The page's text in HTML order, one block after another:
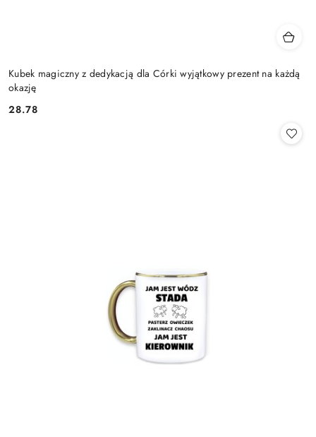
Kubek magiczny z dedykacją dla Córki wyjątkowy prezent na każdą
okazję
Cena:
28.78